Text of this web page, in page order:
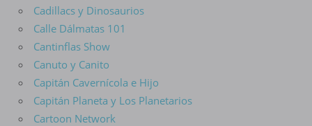
Cadillacs y Dinosaurios
Calle Dálmatas 101
Cantinflas Show
Canuto y Canito
Capitán Cavernícola e Hijo
Capitán Planeta y Los Planetarios
Cartoon Network